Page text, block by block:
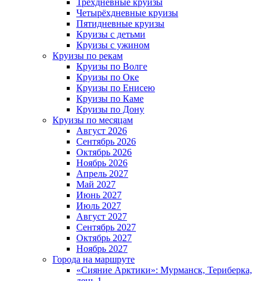
Трёхдневные круизы
Четырёхдневные круизы
Пятидневные круизы
Круизы с детьми
Круизы с ужином
Круизы по рекам
Круизы по Волге
Круизы по Оке
Круизы по Енисею
Круизы по Каме
Круизы по Дону
Круизы по месяцам
Август 2026
Сентябрь 2026
Октябрь 2026
Ноябрь 2026
Апрель 2027
Май 2027
Июнь 2027
Июль 2027
Август 2027
Сентябрь 2027
Октябрь 2027
Ноябрь 2027
Города на маршруте
«Сияние Арктики»: Мурманск, Териберка,